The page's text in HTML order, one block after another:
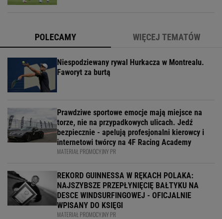
POLECAMY WIĘCEJ TEMATÓW
Niespodziewany rywal Hurkacza w Montrealu.
Faworyt za burtą
Prawdziwe sportowe emocje mają miejsce na
torze, nie na przypadkowych ulicach. Jedź
bezpiecznie - apelują profesjonalni kierowcy i
internetowi twórcy na 4F Racing Academy
MATERIAŁ PROMOCYJNY PR
REKORD GUINNESSA W RĘKACH POLAKA:
NAJSZYBSZE PRZEPŁYNIĘCIĘ BAŁTYKU NA
DESCE WINDSURFINGOWEJ - OFICJALNIE
WPISANY DO KSIĘGI
MATERIAŁ PROMOCYJNY PR